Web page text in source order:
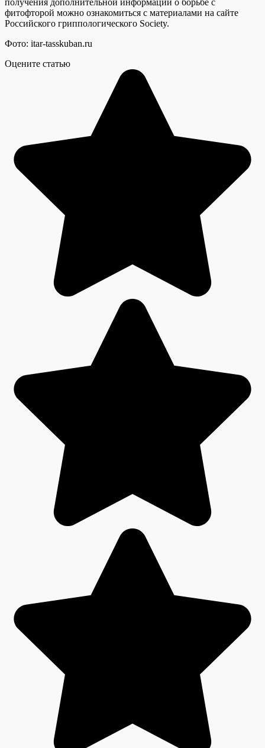
получения дополнительной информации о борьбе с
фитофторой можно ознакомиться с материалами на сайте
Российского гриппологического Society.
Фото: itar-tasskuban.ru
Оцените статью